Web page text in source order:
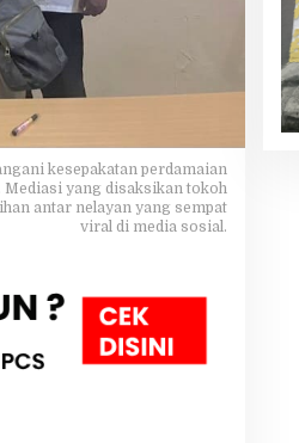
kesepakatan perdamaian
yang disaksikan tokoh
antar nelayan yang sempat
viral di media sosial.